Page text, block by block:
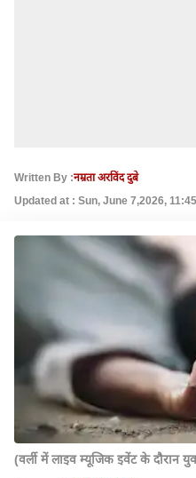
Written By :नम्रता अरविंद दुबे
Updated at : Sun, June 7,2026,
(वर्ली में लाइव म्यूजिक इवेंट के दौरान